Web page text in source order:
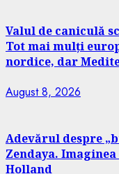
Valul de caniculă
Tot mai mulți
nordice, dar
August 8, 2026
Adevărul despre
Zendaya.
Holland